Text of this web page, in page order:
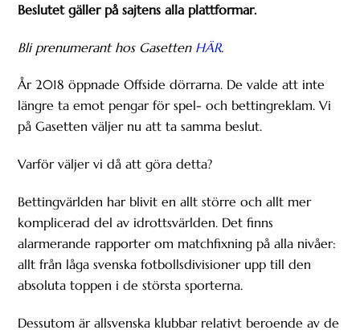
Beslutet gäller på sajtens alla plattformar.
Bli prenumerant hos Gasetten HÄR.
År 2018 öppnade Offside dörrarna. De valde att inte
längre ta emot pengar för spel- och bettingreklam. Vi
på Gasetten väljer nu att ta samma beslut.
Varför väljer vi då att göra detta?
Bettingvärlden har blivit en allt större och allt mer
komplicerad del av idrottsvärlden. Det finns
alarmerande rapporter om matchfixning på alla nivåer:
allt från låga svenska fotbollsdivisioner upp till den
absoluta toppen i de största sporterna.
Dessutom är allsvenska klubbar relativt beroende av de